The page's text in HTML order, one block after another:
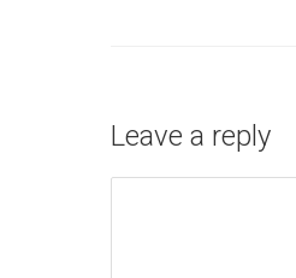
Leave a reply